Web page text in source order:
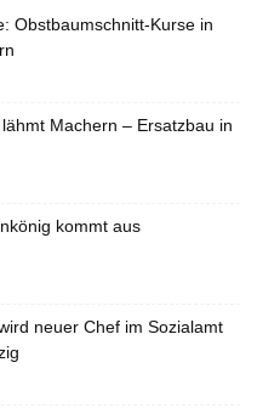
Obstbaumschnitt-Kurse in
Machern – Ersatzbau in
kommt aus
neuer Chef im Sozialamt